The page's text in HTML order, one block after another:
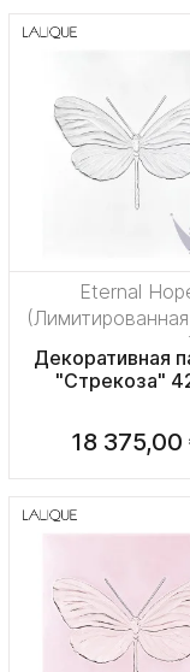
Eternal
(Лимитированная
на 50 пред.)
Декоративная
"Стрекоза"
18 375,00